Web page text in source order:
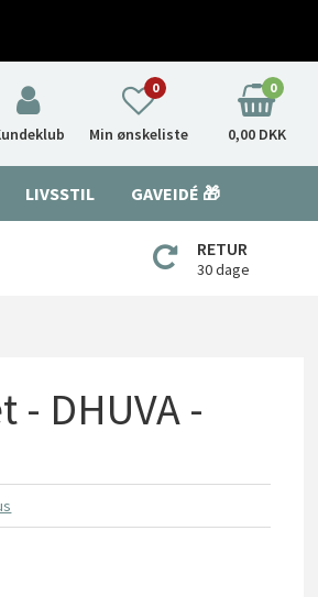
Min ønskeliste
0 0
0,00 DKK
LIVSSTIL GAVEIDÉ 🎁
RETUR
30 dage
- DHUVA -